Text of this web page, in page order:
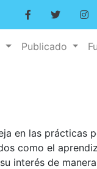
Publicado
en las prácticas
como el
interés de